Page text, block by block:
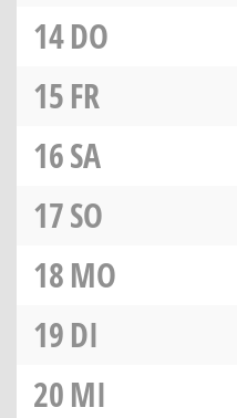
14DO
15FR
16SA
17SO
18MO
19DI
20MI